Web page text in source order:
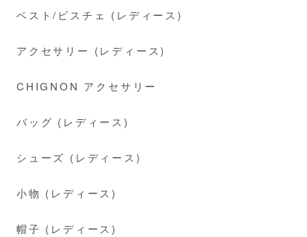
ベスト/ビスチェ (レディース)
アクセサリー (レディース)
CHIGNON アクセサリー
バッグ (レディース)
シューズ (レディース)
小物 (レディース)
帽子 (レディース)